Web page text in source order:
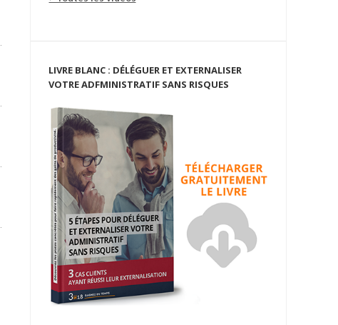
LIVRE BLANC : DÉLÉGUER ET EXTERNALISER
VOTRE ADFMINISTRATIF SANS RISQUES